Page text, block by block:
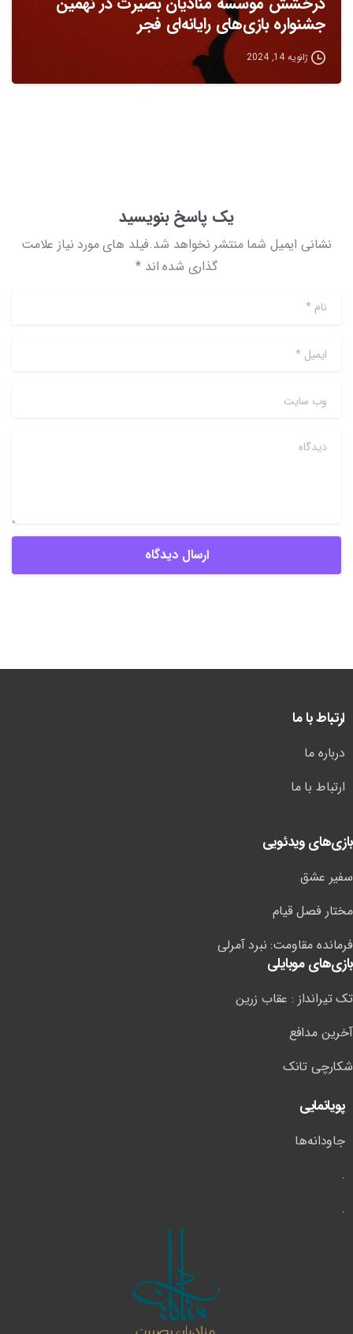
جشنواره بازی‌های رایانه‌ای فجر
ژانویه 14, 2024
یک پاسخ بنویسید
نشانی ایمیل شما منتشر نخواهد شد.فیلد های مورد نیاز علامت
گذاری شده اند *
نام*
ایمیل *
وب سایت
دیدگاه
ارتباط با ما
درباره ما
ارتباط با ما
بازی‌های ویدئویی
سفیر عشق
مختار فصل قیام
فرمانده مقاومت: نبرد آمرلی
بازی‌های موبایلی
تک تیرانداز : عقاب زرین
آخرین مدافع
شکارچی تانک
پویانمایی
جاودانه‌ها
.
.